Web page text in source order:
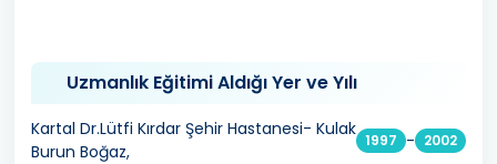
Uzmanlık Eğitimi Aldığı Yer ve Yılı
Kartal Dr.Lütfi Kırdar Şehir Hastanesi- Kulak
Burun Boğaz,
1997 - 2002